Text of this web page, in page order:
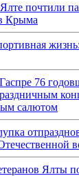
почтили
Крыма
76
салютом
Ялты